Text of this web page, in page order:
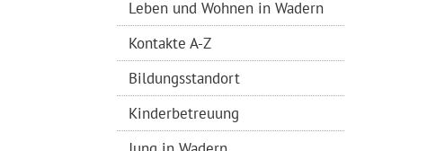
Leben und Wohnen in Wadern
Kontakte A-Z
Bildungsstandort
Kinderbetreuung